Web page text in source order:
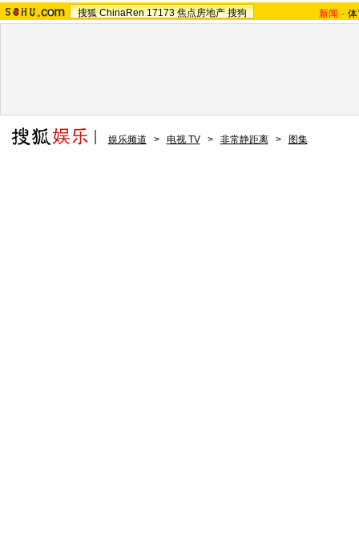
搜狐 ChinaRen 17173 焦点房地产 搜狗 新闻 -
娱乐频道 > 电视 TV > 非常静距离 > 图集